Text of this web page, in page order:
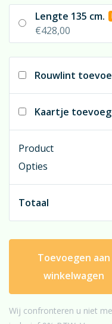
met de bonte kleuren
er veel meer; kijkt u
hier een
Lengte 135 cm.
€428,00
Rouwlint
Kaartje
Product
Opties
Totaal
Toevoegen aan
winkelwagen
Wij confronteren u niet